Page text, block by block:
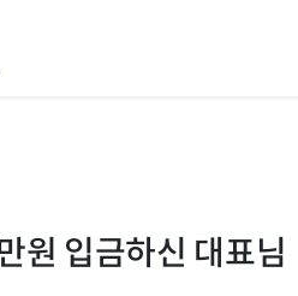
원 입금하신 대표님